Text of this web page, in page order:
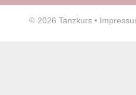
© 2026 Tanzkurs •